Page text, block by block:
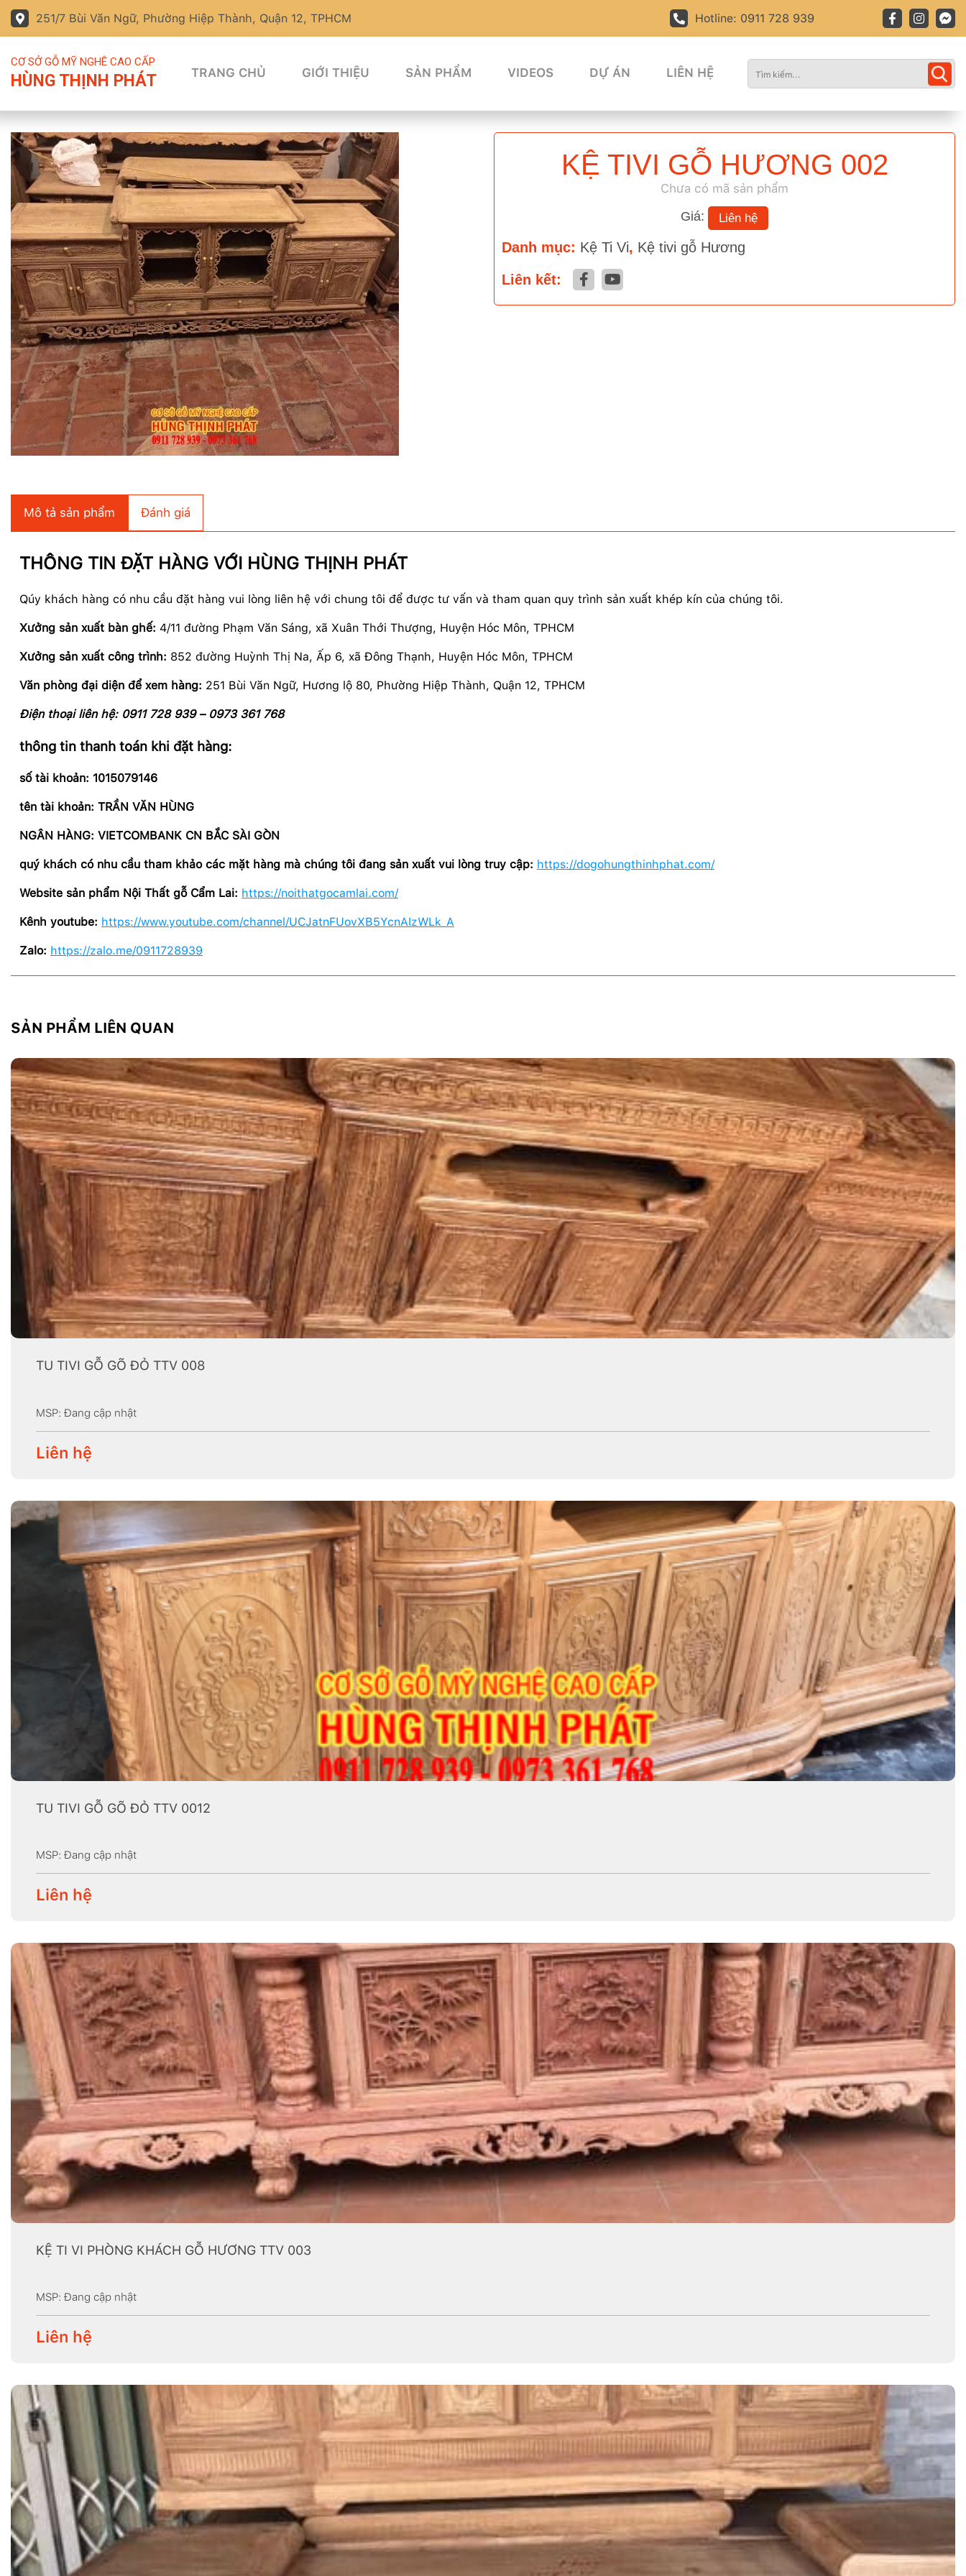
251/7 Bùi Văn Ngữ, Phường Hiệp Thành, Quận 12, TPHCM Hotline: 0911 728 939
CƠ SỞ GỖ MỸ NGHÊ CAO CẤP
HÙNG THỊNH PHÁT TRANG CHỦ GIỚI THIỆU SẢN PHẨM VIDEOS DỰ ÁN LIÊN HỆ
KỆ TIVI GỖ HƯƠNG 002
Chưa có mã sản phẩm
Giá:
Liên hệ
Danh mục: Kệ Ti Vi, Kệ tivi gỗ Hương
Liên kết:
Mô tả sản phẩm Đánh giá
THÔNG TIN ĐẶT HÀNG VỚI HÙNG THỊNH PHÁT
Qúy khách hàng có nhu cầu đặt hàng vui lòng liên hệ với chung tôi để được tư vấn và tham quan quy trình sản xuất khép kín của chúng tôi.
Xưởng sản xuất bàn ghế: 4/11 đường Phạm Văn Sáng, xã Xuân Thới Thượng, Huyện Hóc Môn, TPHCM
Xưởng sản xuất công trình: 852 đường Huỳnh Thị Na, Ấp 6, xã Đông Thạnh, Huyện Hóc Môn, TPHCM
Văn phòng đại diện để xem hàng: 251 Bùi Văn Ngữ, Hương lộ 80, Phường Hiệp Thành, Quận 12, TPHCM
Điện thoại liên hệ: 0911 728 939 – 0973 361 768
thông tin thanh toán khi đặt hàng:
số tài khoản: 1015079146
tên tài khoản: TRẦN VĂN HÙNG
NGÂN HÀNG: VIETCOMBANK CN BẮC SÀI GÒN
quý khách có nhu cầu tham khảo các mặt hàng mà chúng tôi đang sản xuất vui lòng truy cập: https://dogohungthinhphat.com/
Website sản phẩm Nội Thất gỗ Cẩm Lai: https://noithatgocamlai.com/
Kênh youtube: https://www.youtube.com/channel/UCJatnFUovXB5YcnAIzWLk_A
Zalo: https://zalo.me/0911728939
SẢN PHẨM LIÊN QUAN
TU TIVI GỖ GÕ ĐỎ TTV 008
MSP: Đang cập nhật
Liên hệ
TU TIVI GỖ GÕ ĐỎ TTV 0012
MSP: Đang cập nhật
Liên hệ
KỆ TI VI PHÒNG KHÁCH GỖ HƯƠNG TTV 003
MSP: Đang cập nhật
Liên hệ